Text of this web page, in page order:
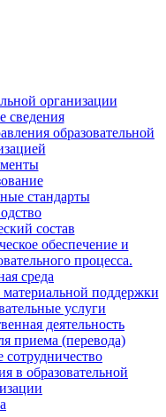
организации
сведения
образовательной
стандарты
состав
обеспечение и
процесса.
среда
поддержки
услуги
деятельность
приема (перевода)
в образовательной